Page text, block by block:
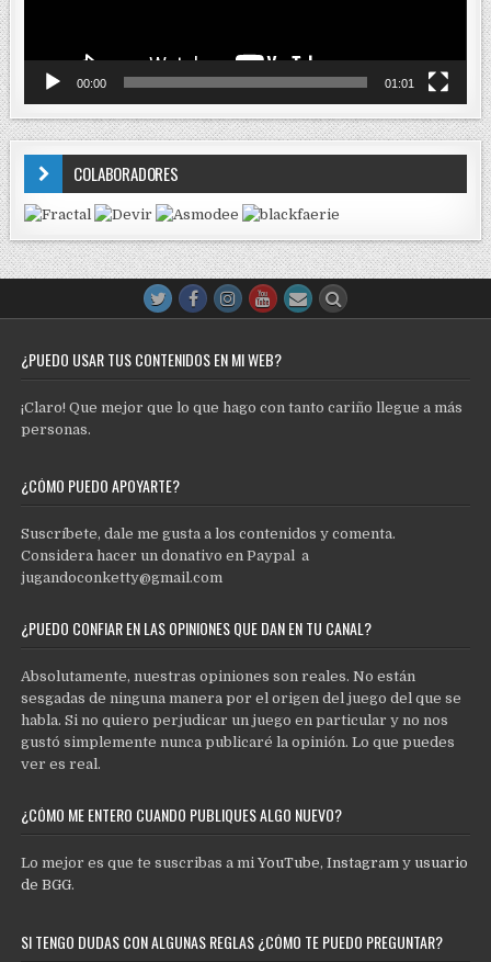
00:00 01:01
COLABORADORES
¿PUEDO USAR TUS CONTENIDOS EN MI WEB?
¡Claro! Que mejor que lo que hago con tanto cariño llegue a más
personas.
¿CÓMO PUEDO APOYARTE?
Suscríbete, dale me gusta a los contenidos y comenta.
Considera hacer un donativo en Paypal a
jugandoconketty@gmail.com
¿PUEDO CONFIAR EN LAS OPINIONES QUE DAN EN TU CANAL?
Absolutamente, nuestras opiniones son reales. No están
sesgadas de ninguna manera por el origen del juego del que se
habla. Si no quiero perjudicar un juego en particular y no nos
gustó simplemente nunca publicaré la opinión. Lo que puedes
ver es real.
¿CÓMO ME ENTERO CUANDO PUBLIQUES ALGO NUEVO?
Lo mejor es que te suscribas a miYouTube,Instagram y usuario
de BGG.
SI TENGO DUDAS CON ALGUNAS REGLAS ¿CÓMO TE PUEDO PREGUNTAR?